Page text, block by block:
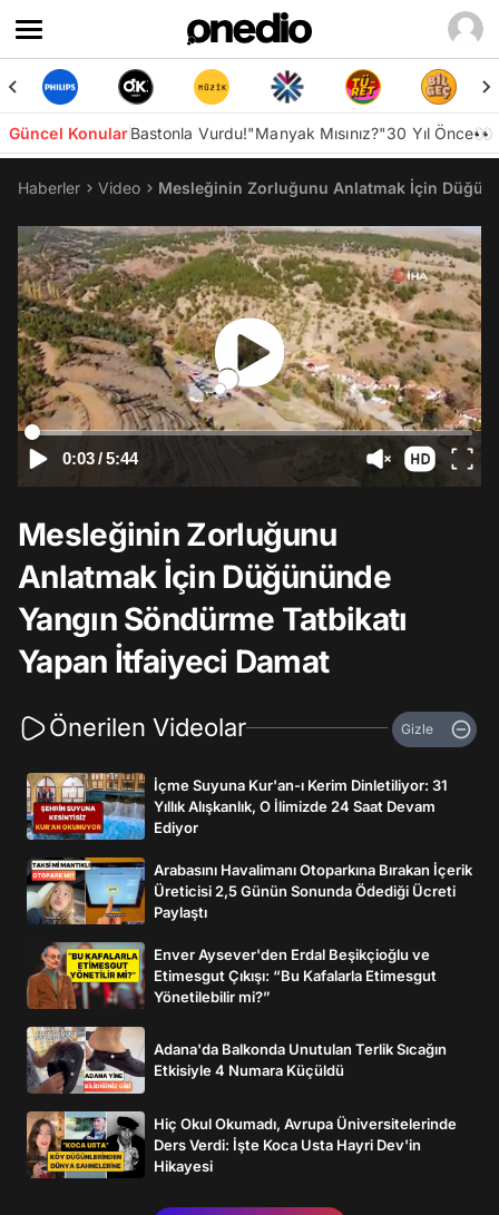
Güncel KonularBastonla Vurdu!"Manyak Mısınız?"30 Yıl Önce👀
Haberler Video Mesleğinin Zorluğunu Anlatmak İçin
0:03/5:44
Mesleğinin Zorluğunu
Anlatmak İçin Düğününde
Yangın Söndürme Tatbikatı
Yapan İtfaiyeci Damat
Önerilen Videolar Gizle
İçme Suyuna Kur'an-ı Kerim Dinletiliyor: 31
Yıllık Alışkanlık, O İlimizde 24 Saat Devam
Ediyor
Arabasını Havalimanı Otoparkına Bırakan İçerik
Üreticisi 2,5 Günün Sonunda Ödediği Ücreti
Paylaştı
Enver Aysever'den Erdal Beşikçioğlu ve
Etimesgut Çıkışı: “Bu Kafalarla Etimesgut
Yönetilebilir mi?”
Adana'da Balkonda Unutulan Terlik Sıcağın
Etkisiyle 4 Numara Küçüldü
Hiç Okul Okumadı, Avrupa Üniversitelerinde
Ders Verdi: İşte Koca Usta Hayri Dev'in
Hikayesi